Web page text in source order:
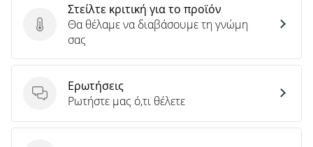
Στείλτε κριτική για το προϊόν
Στείλτε κριτική για το προϊόν
Θα θέλαμε να διαβάσουμε τη γνώμη
σας
Ερωτήσεις
Ερωτήσεις
Ρωτήστε μας ό,τι θέλετε